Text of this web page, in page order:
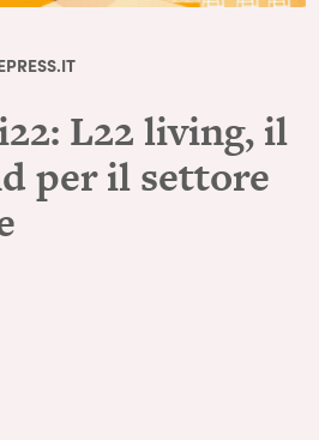
L22 living, il
per il settore